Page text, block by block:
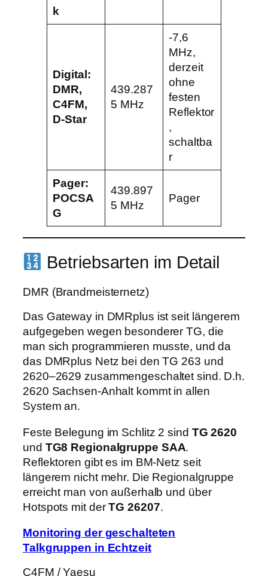
k
Digital:
DMR,
C4FM,
D-Star
439.287
5 MHz
-7,6
MHz,
derzeit
ohne
festen
Reflektor
,
schaltba
r
Pager:
POCSA
G
439.897
5 MHz
Pager
Betriebsarten im Detail
DMR (Brandmeisternetz)
Das Gateway in DMRplus ist seit längerem
aufgegeben wegen besonderer TG, die
man sich programmieren musste, und da
das DMRplus Netz bei den TG 263 und
2620–2629 zusammengeschaltet sind. D.h.
2620 Sachsen-Anhalt kommt in allen
System an.
Feste Belegung im Schlitz 2 sind TG 2620
und TG8 Regionalgruppe SAA.
Reflektoren gibt es im BM-Netz seit
längerem nicht mehr. Die Regionalgruppe
erreicht man von außerhalb und über
Hotspots mit derTG 26207.
Monitoring der geschalteten
Talkgruppen in Echtzeit
C4FM / Yaesu